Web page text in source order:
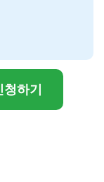
하기